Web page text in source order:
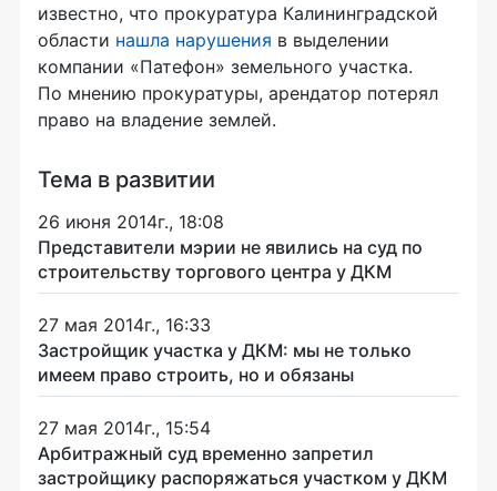
известно, что прокуратура Калининградской
области нашла нарушения в выделении
компании «Патефон» земельного участка.
По мнению прокуратуры, арендатор потерял
право на владение землей.
Тема в развитии
26 июня 2014г., 18:08
Представители мэрии не явились на суд по
строительству торгового центра у ДКМ
27 мая 2014г., 16:33
Застройщик участка у ДКМ: мы не только
имеем право строить, но и обязаны
27 мая 2014г., 15:54
Арбитражный суд временно запретил
застройщику распоряжаться участком у ДКМ